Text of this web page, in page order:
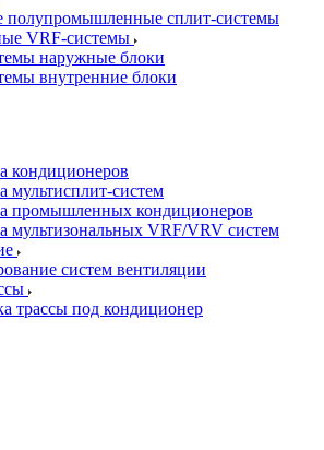
сплит-системы
VRF-системы
наружные блоки
внутренние блоки
кондиционеров
мультисплит-систем
промышленных кондиционеров
мультизональных VRF/VRV систем
систем вентиляции
трассы под кондиционер